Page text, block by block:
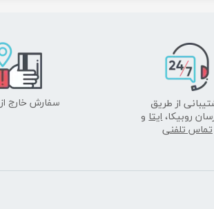
از طریق
روبیکا،ایتاو
تماس تلفنی
سفارش خارج